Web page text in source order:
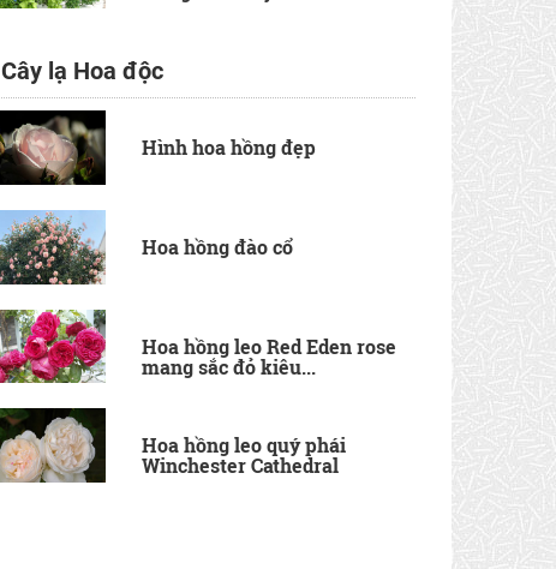
Cây lạ Hoa độc
Hình hoa hồng đẹp
Hoa hồng đào cổ
Hoa hồng leo Red Eden rose
mang sắc đỏ kiêu...
Hoa hồng leo quý phái
Winchester Cathedral